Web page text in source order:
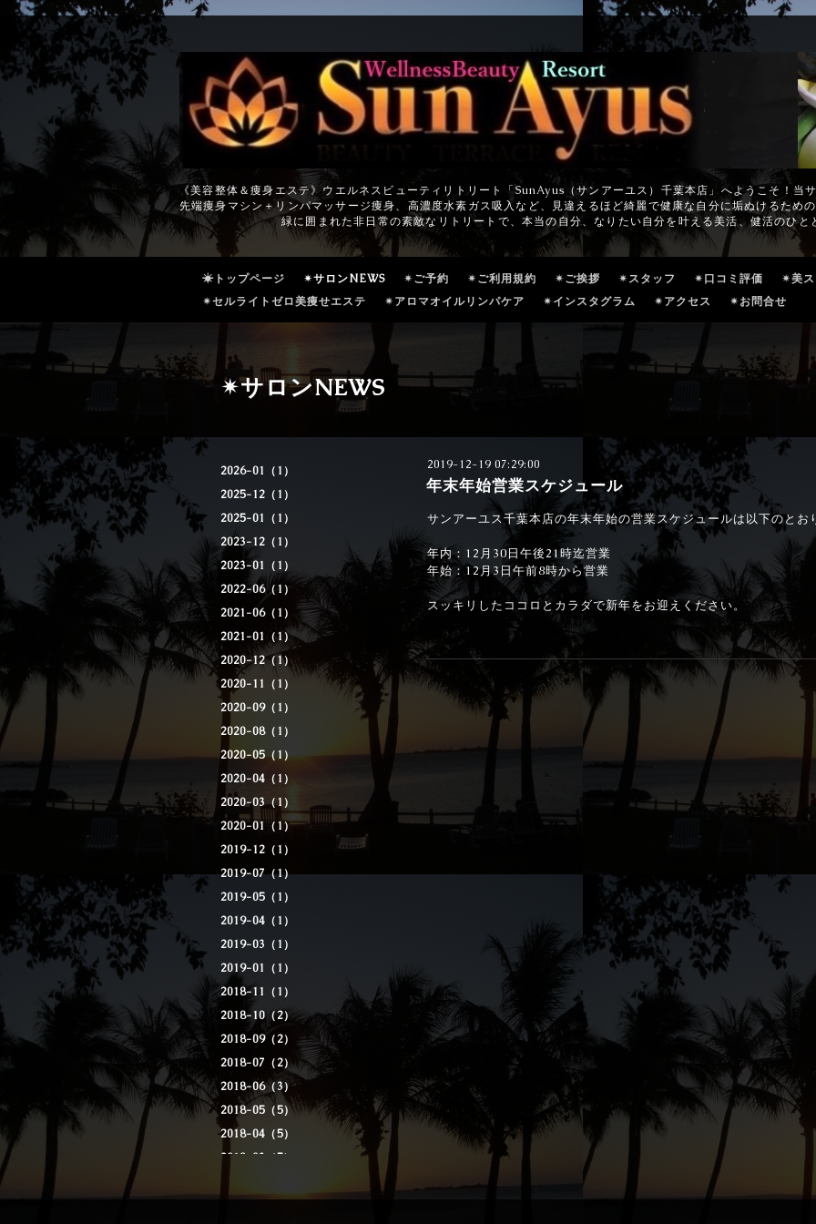
《美容整体＆痩身エステ》ウエルネスビューティリトリート「SunAyus（サンアーユス）千葉本店」へようこそ！当
先端痩身マシン＋リンパマッサージ痩身、高濃度水素ガス吸入など、見違えるほど綺麗で健康な自分に垢ぬけるため
緑に囲まれた非日常の素敵なリトリートで、本当の自分、なりたい自分を叶える美活、健活のひと
☀トップページ ✴サロンNEWS ✴ご予約 ✴ご利用規約 ✴ご挨拶 ✴スタッフ ✴口コミ評価
✴美ス
✴セルライトゼロ美痩せエステ
✴アロマオイルリンパケア ✴インスタグラム ✴アクセス ✴お問合せ
2026-01（1）
2025-12（1）
2025-01（1）
2023-12（1）
2023-01（1）
2022-06（1）
2021-06（1）
2021-01（1）
2020-12（1）
2020-11（1）
2020-09（1）
2020-08（1）
2020-05（1）
2020-04（1）
2020-03（1）
2020-01（1）
2019-12（1）
2019-07（1）
2019-05（1）
2019-04（1）
2019-03（1）
2019-01（1）
2018-11（1）
2018-10（2）
2018-09（2）
2018-07（2）
2018-06（3）
2018-05（5）
2018-04（5）
2018-03（5）
✴サロンNEWS
2019-12-19 07:29:00
年末年始営業スケジュール
サンアーユス千葉本店の年末年始の営業スケジュールは以下のとお
年内：12月30日午後21時迄営業
年始：12月3日午前8時から営業
スッキリしたココロとカラダで新年をお迎えください。